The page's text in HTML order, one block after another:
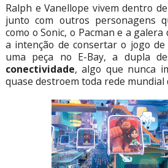
Ralph e Vanellope vivem dentro
junto com outros personagens
como o Sonic, o Pacman e a
a intenção de consertar o jogo de
uma peça no E-Bay, a dupla
conectividade, algo que nunca
quase destroem toda rede mundial